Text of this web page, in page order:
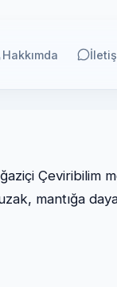
Hakkımda
Çeviribilim
mantığa